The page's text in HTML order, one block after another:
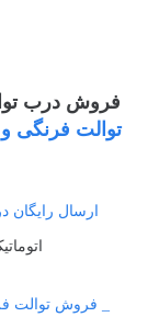
فروش درب
توالت فرنگی و
ارسال رایگان
_ فروش توالت